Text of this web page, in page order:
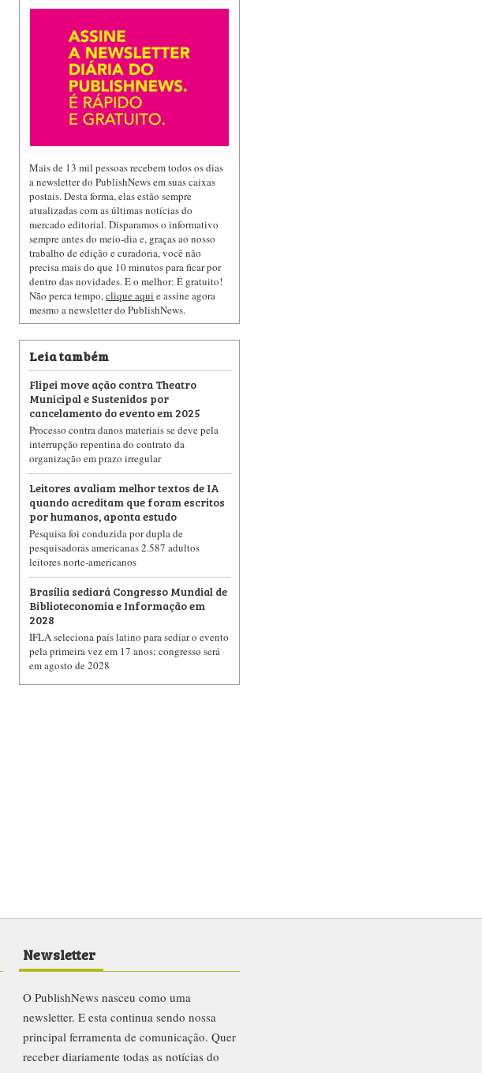
Mais de 13 mil pessoas recebem todos os dias
a newsletter do PublishNews em suas caixas
postais. Desta forma, elas estão sempre
atualizadas com as últimas notícias do
mercado editorial. Disparamos o informativo
sempre antes do meio-dia e, graças ao nosso
trabalho de edição e curadoria, você não
precisa mais do que 10 minutos para ficar por
dentro das novidades. E o melhor: É gratuito!
Não perca tempo,clique aqui e assine agora
mesmo a newsletter do PublishNews.
Leia também
Flipei move ação contra Theatro
Municipal e Sustenidos por
cancelamento do evento em 2025
Processo contra danos materiais se deve pela
interrupção repentina do contrato da
organização em prazo irregular
Leitores avaliam melhor textos de IA
quando acreditam que foram escritos
por humanos, aponta estudo
Pesquisa foi conduzida por dupla de
pesquisadoras americanas 2.587 adultos
leitores norte-americanos
Brasília sediará Congresso Mundial de
Biblioteconomia e Informação em
2028
IFLA seleciona país latino para sediar o evento
pela primeira vez em 17 anos; congresso será
em agosto de 2028
Newsletter
O PublishNews nasceu como uma
newsletter. E esta continua sendo nossa
principal ferramenta de comunicação. Quer
receber diariamente todas as notícias do